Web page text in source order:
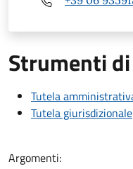
Strumenti
Tutela
Tutela giurisdizionale
Argomenti: